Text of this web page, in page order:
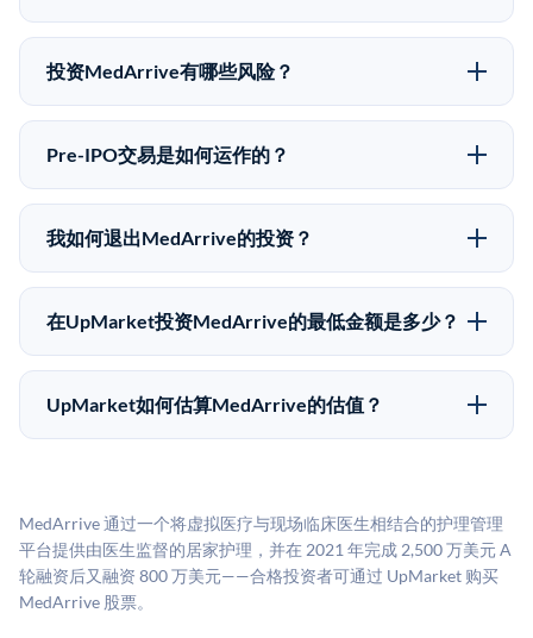
有所不同。
可以。合格投资者可以通过填写本页表单或在
upmarket.co创建账户来表达对MedArrive股份的投资意
50,000美元。UpMarket是FINRA注册的经纪交易商，
自2019年以来已经纪超过5亿美元的另类投资。
投资MedArrive有哪些风险？
Pre-IPO投资存在重大风险。MedArrive的股份流动性
低，意味着没有公开市场可以快速出售。不存在确定的
应做好可能全部损失的准备。私有公司的估值在融资轮
次之间可能大幅波动。投资者应在投资前咨询其财务顾
Pre-IPO交易是如何运作的？
在Pre-IPO交易中，合格投资者通过二级市场平台从现有
股东（如员工、早期投资者或其他持有人）处购买股
为FINRA注册的经纪交易商促成这些交易，代表双方处
理合规、文件和结算事宜。
我如何退出MedArrive的投资？
Pre-IPO持股主要有两种退出途径：在二级市场将股份出
售给其他买家，或持有直到公司完成IPO或被收购。两
市场条件。任何退出的时间都是不可预测的，投资者应
做好多年持有的准备。
在UpMarket投资MedArrive的最低金额是多少？
UpMarket上大多数Pre-IPO产品的最低投资金额为
50,000美元。具体金额可能因产品和股份供应情况而有
UpMarket如何估算MedArrive的估值？
司可比倍数应用私有公司折扣，以反映流动性不足和信
息不对称。此估值不构成投资建议，可能与实际交易价
格存在重大差异。
MedArrive 通过一个将虚拟医疗与现场临床医生相结合的护理管理
平台提供由医生监督的居家护理，并在 2021 年完成 2,500 万美元 A
轮融资后又融资 800 万美元——合格投资者可通过 UpMarket 购买
MedArrive 股票。